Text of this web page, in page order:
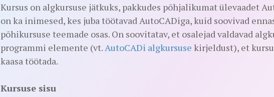
Kursus on algkursuse jätkuks, pakkudes põhjalikumat ülevaadet
on ka inimesed, kes juba töötavad AutoCADiga, kuid soovivad
põhikursuse teemade osas. On soovitatav, et osalejad valdavad
programmi elemente (vt.AutoCADi algkursuse kirjeldust), et
kaasa töötada.
Kursuse sisu